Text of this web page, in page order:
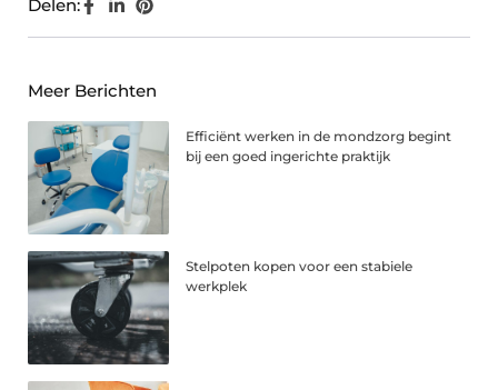
Delen:
Meer Berichten
Efficiënt werken in de mondzorg begint
bij een goed ingerichte praktijk
Stelpoten kopen voor een stabiele
werkplek